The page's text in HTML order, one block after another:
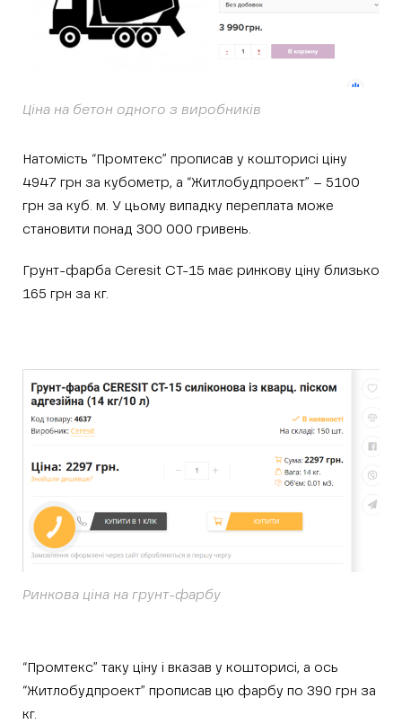
Ціна на бетон одного з виробників
Натомість “Промтекс” прописав у кошторисі ціну
4947 грн за кубометр, а “Житлобудпроект” – 5100
грн за куб. м. У цьому випадку переплата може
становити понад 300 000 гривень.
Грунт-фарба Ceresit CT-15 має ринкову ціну близько
165 грн за кг.
Ринкова ціна на грунт-фарбу
“Промтекс” таку ціну і вказав у кошторисі, а ось
“Житлобудпроект” прописав цю фарбу по 390 грн за
кг.